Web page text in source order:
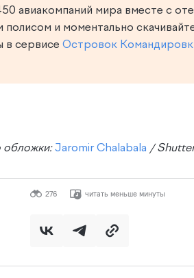
авиакомпаний мира вместе с
полисом и моментально
в сервисе Островок
обложки:Jaromir Chalabala /
276 читать меньше минуты